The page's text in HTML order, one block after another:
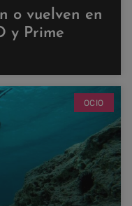
o vuelven en
y Prime
OCIO